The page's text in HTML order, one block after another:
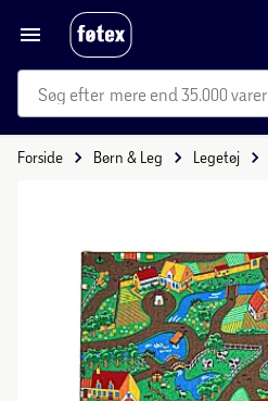
mere end 35.000 varer
Forside Børn & Leg Legetøj